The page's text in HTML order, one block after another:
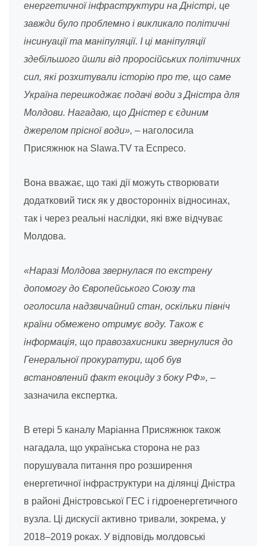
енергетичної інфраструктури на Дністрі, це
завжди було проблемно і викликало політичні
інсинуації та маніпуляції. І ці маніпуляції
здебільшого йшли від проросійських політичних
сил, які розхитували історію про те, що саме
Україна перешкоджає подачі води з Дністра для
Молдови. Нагадаю, що Дністер є єдиним
джерелом прісної води», – наголосила
Присяжнюк на Slawa.TV та Еспресо.
Вона вважає, що такі дії можуть створювати
додатковий тиск як у двосторонніх відносинах,
так і через реальні наслідки, які вже відчуває
Молдова.
«Наразі Молдова звернулася по екстрену
допомогу до Європейського Союзу та
оголосила надзвичайний стан, оскільки північ
країни обмежено отримує воду. Також є
інформація, що правозахисники звернулися до
Генеральної прокуратури, щоб був
встановлений факт екоциду з боку РФ», –
зазначила експертка.
В етері 5 каналу Маріанна Присяжнюк також
нагадала, що українська сторона не раз
порушувала питання про розширення
енергетичної інфраструктури на ділянці Дністра
в районі Дністровської ГЕС і гідроенергетичного
вузла. Ці дискусії активно тривали, зокрема, у
2018–2019 роках. У відповідь молдовські